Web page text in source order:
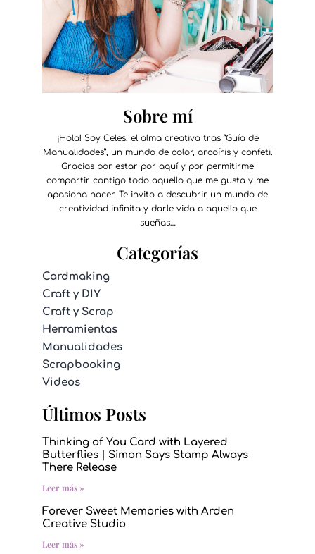
Sobre mí
¡Hola! Soy Celes, el alma creativa tras “Guía de
Manualidades”, un mundo de color, arcoíris y confeti.
Gracias por estar por aquí y por permitirme
compartir contigo todo aquello que me gusta y me
apasiona hacer. Te invito a descubrir un mundo de
creatividad infinita y darle vida a aquello que
sueñas…
Categorías
Cardmaking
Craft y DIY
Craft y Scrap
Herramientas
Manualidades
Scrapbooking
Videos
Últimos Posts
Thinking of You Card with Layered
Butterflies | Simon Says Stamp Always
There Release
Leer más »
Forever Sweet Memories with Arden
Creative Studio
Leer más »